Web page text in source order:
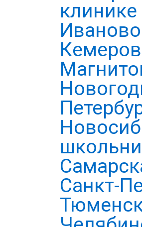
Санкт-